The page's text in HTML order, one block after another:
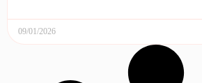
09/01/2026